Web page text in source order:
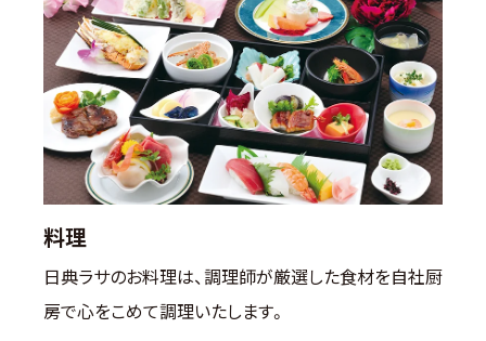
料理
日典ラサのお料理は、調理師が厳選した食材を自社厨
房で心をこめて調理いたします。